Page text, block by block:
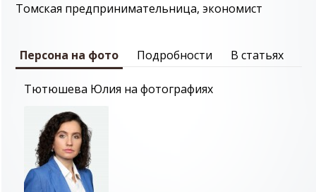
Томская предпринимательница, экономист
Персона на фото Подробности В статьях
Тютюшева Юлия на фотографиях